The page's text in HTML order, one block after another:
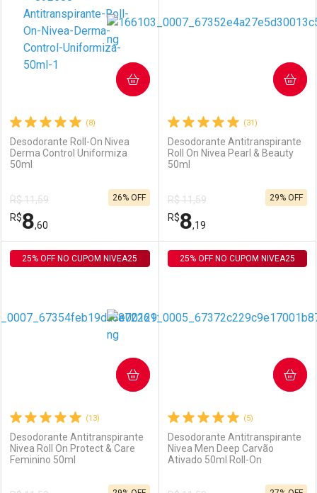
Laboratório
Comprar sem Desconto
Por R$ 8,19/cada
Por Menos
Comprar sem Desconto
Por R$ 8,19/cada
Comprar sem Desconto
Por R$ 8,60/cada
Comprar sem Desconto
Por R$ 8,60/cada
(8)
Desodorante Roll-On Nivea
Derma Control Uniformiza
50ml
R$ 11,59
R$8,60
26% OFF
COMPRAR
FECHAR
FECHAR
(31)
Desodorante Antitranspirante
Roll On Nivea Pearl & Beauty
50ml
R$ 11,59
R$8,19
29% OFF
COMPRAR
(13)
Desodorante Antitranspirante
Nivea Roll On Protect & Care
Feminino 50ml
25% OFF NO CUPOM NIVEA25
COMPRAR
(5)
Desodorante Antitranspirante
Nivea Men Deep Carvão
Ativado 50ml Roll-On
25% OFF NO CUPOM NIVEA25
COMPRAR